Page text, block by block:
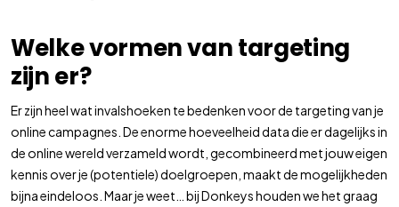
Welke vormen van targeting
zijn er?
Er zijn heel wat invalshoeken te bedenken voor de targeting van je
online campagnes. De enorme hoeveelheid data die er dagelijks in
de online wereld verzameld wordt, gecombineerd met jouw eigen
kennis over je (potentiele) doelgroepen, maakt de mogelijkheden
bijna eindeloos. Maar je weet… bij Donkeys houden we het graag